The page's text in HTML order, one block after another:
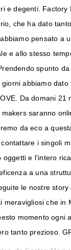
e degenti. Factory
che ha dato
pensato a
e allo stesso
spunto
abbiamo dato
Da domani 21
makers saranno
da eco a
i singoli
e l’intero
a una
le nostre story
meravigliosi che in
momento ogni
tanto prezioso.